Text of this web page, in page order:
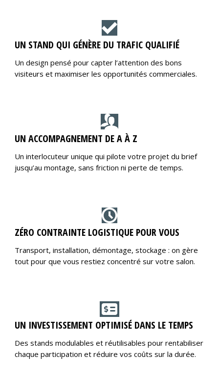
UN STAND QUI GÉNÈRE DU TRAFIC QUALIFIÉ
Un design pensé pour capter l’attention des bons
visiteurs et maximiser les opportunités commerciales.
UN ACCOMPAGNEMENT DE A À Z
Un interlocuteur unique qui pilote votre projet du brief
jusqu’au montage, sans friction ni perte de temps.
ZÉRO CONTRAINTE LOGISTIQUE POUR VOUS
Transport, installation, démontage, stockage : on gère
tout pour que vous restiez concentré sur votre salon.
UN INVESTISSEMENT OPTIMISÉ DANS LE TEMPS
Des stands modulables et réutilisables pour rentabiliser
chaque participation et réduire vos coûts sur la durée.